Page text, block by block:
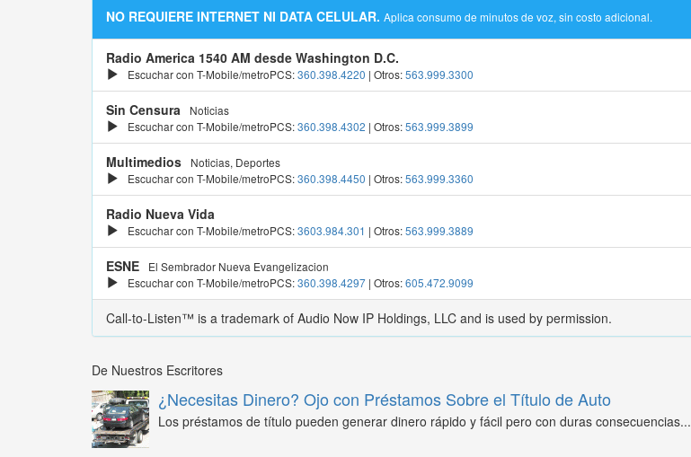
NO REQUIERE INTERNET NI DATA CELULAR. Aplica consumo de minutos de voz, sin costo adicional.
Radio America 1540 AM desde Washington D.C.
Escuchar con T-Mobile/metroPCS:360.398.4220 | Otros:563.999.3300
Sin Censura
Noticias
Escuchar con T-Mobile/metroPCS:360.398.4302 | Otros:563.999.3899
Multimedios
Noticias, Deportes
Escuchar con T-Mobile/metroPCS:360.398.4450 | Otros:563.999.3360
Radio Nueva Vida
Escuchar con T-Mobile/metroPCS:3603.984.301 | Otros:563.999.3889
ESNE
El Sembrador Nueva Evangelizacion
Escuchar con T-Mobile/metroPCS:360.398.4297 | Otros:605.472.9099
Call-to-Listen™ is a trademark of Audio Now IP Holdings, LLC and is used by permission.
De Nuestros Escritores
¿Necesitas Dinero? Ojo con Préstamos Sobre el Título de Auto
Los préstamos de título pueden generar dinero rápido y fácil pero con duras consecuencias...